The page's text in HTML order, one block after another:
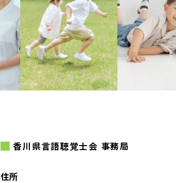
香川県言語聴覚士会 事務局
住所